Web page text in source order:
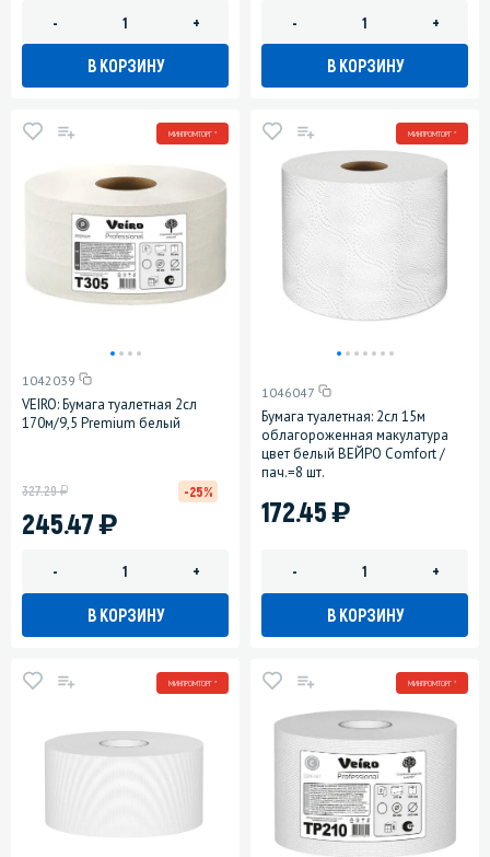
- +
В КОРЗИНУ
- +
В КОРЗИНУ
МИНПРОМТОРГ *
1042039
VEIRO: Бумага туалетная 2сл
170м/9,5 Premium белый
245.47)
327.29у -25%
- +
В КОРЗИНУ
МИНПРОМТОРГ *
1046047
Бумага туалетная: 2сл 15м
облагороженная макулатура
цвет белый ВЕЙРО Comfort /
пач.=8 шт.
172.45)
- +
В КОРЗИНУ
МИНПРОМТОРГ * МИНПРОМТОРГ *